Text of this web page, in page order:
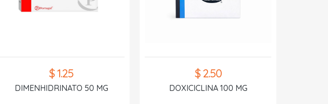
$ 1.25
DIMENHIDRINATO 50 MG
$ 2.50
DOXICICLINA 100 MG